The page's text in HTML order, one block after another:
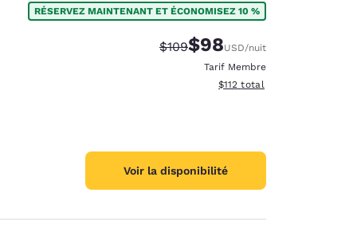
RÉSERVEZ MAINTENANT ET ÉCONOMISEZ 10 %
Tarif barré :
$109Tarif réduit :
$98USD/nuit
Tarif Membre
Afficher les détails du total
$112 total
Voir la disponibilité